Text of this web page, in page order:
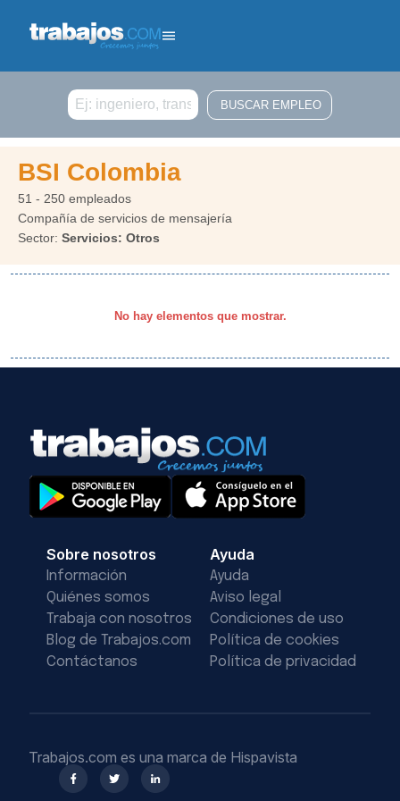
Buscar
BSI Colombia
51 - 250 empleados
Compañía de servicios de mensajería
Sector: Servicios: Otros
No hay elementos que mostrar.
Sobre nosotros
Información
Quiénes somos
Trabaja con nosotros
Blog de Trabajos.com
Contáctanos
Ayuda
Ayuda
Aviso legal
Condiciones de uso
Política de cookies
Política de privacidad
Trabajos.com es una marca de Hispavista